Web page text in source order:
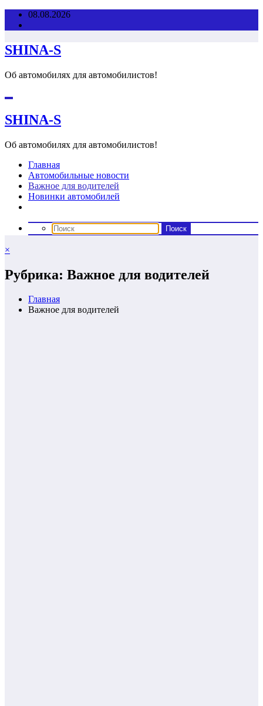
Перейти08.08.2026
SHINA-S
Об автомобилях для автомобилистов!
SHINA-S
Об автомобилях для автомобилистов!
Главная
Автомобильные новости
Важное для водителей
Новинки автомобилей
×
Рубрика: Важное для водителей
Главная
Важное для водителей